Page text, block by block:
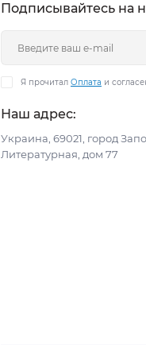
Подписывайтесь на
Я прочитал Оплата и
Наш адрес:
Украина, 69021, город
Литературная, дом 77